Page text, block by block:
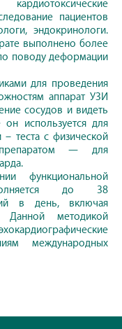
пациентов
эндокринологи.
выполнено более
поводу деформации
для проведения
аппарат УЗИ
сосудов и видеть
он используется для
– теста с физической
препаратом — для
функциональной
до 38
в день, включая
Данной методикой
международных